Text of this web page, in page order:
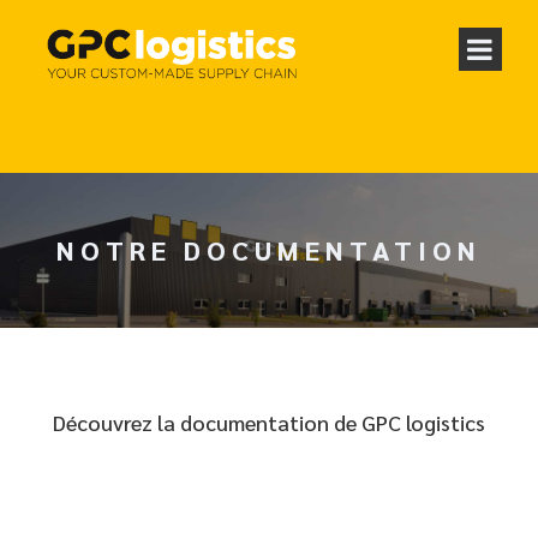
NOTRE DOCUMENTATION
Découvrez la documentation de GPC logistics